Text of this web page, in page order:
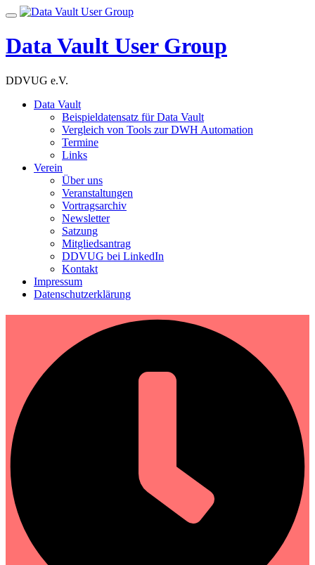
Skip
content
Toggle
Data Vault User Group
DDVUG e.V.
Data Vault
Beispieldatensatz für Data Vault
Vergleich von Tools zur DWH Automation
Termine
Links
Verein
Über uns
Veranstaltungen
Vortragsarchiv
Newsletter
Satzung
Mitgliedsantrag
DDVUG bei LinkedIn
Kontakt
Impressum
Datenschutzerklärung